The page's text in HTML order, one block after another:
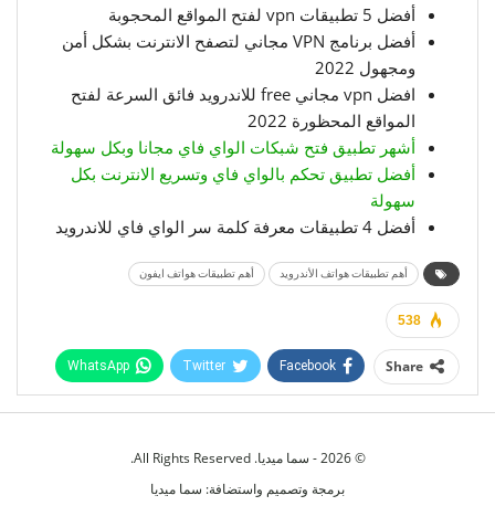
أفضل 5 تطبيقات vpn لفتح المواقع المحجوبة
أفضل برنامج VPN مجاني لتصفح الانترنت بشكل أمن
ومجهول 2022
افضل vpn مجاني free للاندرويد فائق السرعة لفتح
المواقع المحظورة 2022
أشهر تطبيق فتح شبكات الواي فاي مجانا وبكل سهولة
أفضل تطبيق تحكم بالواي فاي وتسريع الانترنت بكل
سهولة
أفضل 4 تطبيقات معرفة كلمة سر الواي فاي للاندرويد
أهم تطبيقات هواتف الأندرويد أهم تطبيقات هواتف ايفون
538
Share
Facebook
Twitter
WhatsApp
© 2026 - سما ميديا. All Rights Reserved.
برمجة وتصميم واستضافة: سما ميديا